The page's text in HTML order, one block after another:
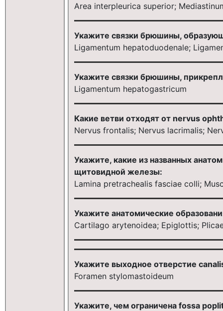
Area interpleurica superior;
Укажите связки брюшины,
Ligamentum hepatoduodenale;
Укажите связки брюшины,
Ligamentum hepatogastricum
Какие ветви отходят от nervus
Nervus frontalis; Nervus lacrimalis;
Укажите, какие из названных
щитовидной железы:
Lamina pretrachealis fasciae colli;
Укажите анатомические
Cartilago arytenoidea; Epiglottis;
Укажите выходное отверстие
Foramen stylomastoideum
Укажите, чем ограничена fossa